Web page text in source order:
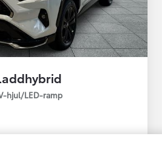
hjul/LED-ramp